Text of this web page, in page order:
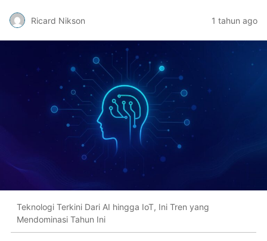
Ricard Nikson 1 tahun ago
Teknologi Terkini Dari AI hingga IoT, Ini Tren yang
Mendominasi Tahun Ini